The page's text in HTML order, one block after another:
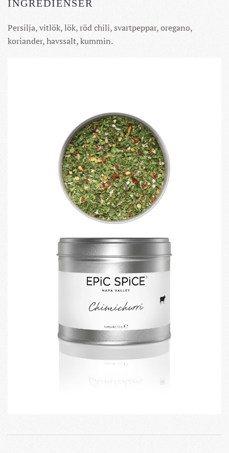
INGREDIENSER
Persilja, vitlök, lök, röd chili, svartpeppar, oregano,
koriander, havssalt, kummin.